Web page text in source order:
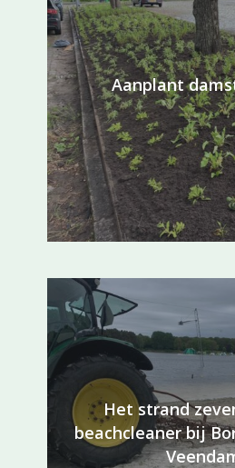
Aanplant
Het strand
beachcleaner bij